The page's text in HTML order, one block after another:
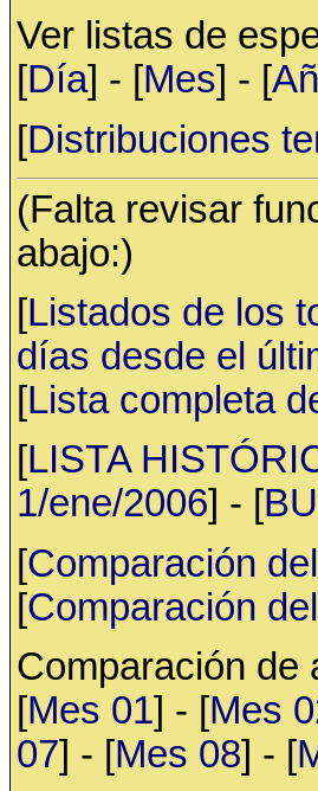
Ver listas de
[Día] - [Mes] - [
[Distribuciones
(Falta revisar
abajo:)
[Listados de los
días desde el
[Lista completa
[LISTA
1/ene/2006] - [
[Comparación
[Comparación
Comparación de
[Mes 01] - [Mes
07] - [Mes 08] - [